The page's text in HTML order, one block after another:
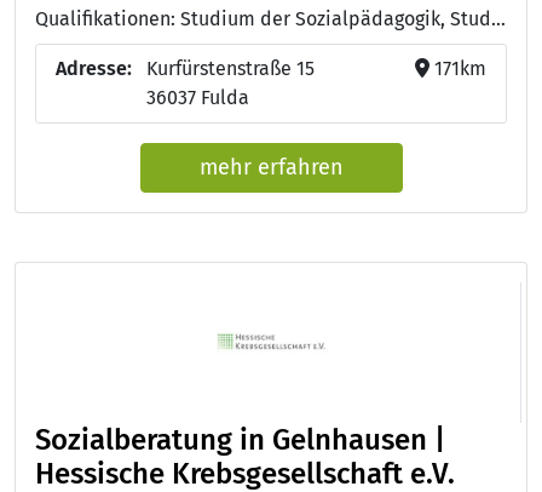
Qualifikationen: Studium der Sozialpädagogik, Studium der Psychologie , Psychoonkologie (DKG)
Adresse:
Kurfürstenstraße 15
36037 Fulda
171km
mehr erfahren
Sozialberatung in Gelnhausen |
Hessische Krebsgesellschaft e.V.